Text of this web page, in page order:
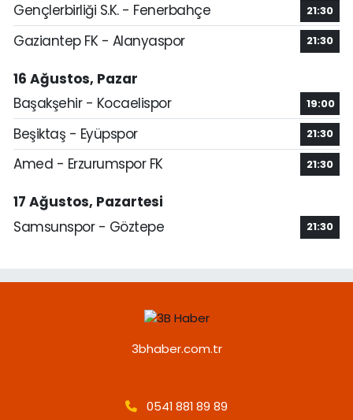
Gençlerbirliği S.K. - Fenerbahçe 21:30
Gaziantep FK - Alanyaspor 21:30
16 Ağustos, Pazar
Başakşehir - Kocaelispor
19:00
Beşiktaş - Eyüpspor 21:30
Amed - Erzurumspor FK 21:30
17 Ağustos, Pazartesi
Samsunspor - Göztepe
21:30
3bhaber.com.tr
0541 881 89 89